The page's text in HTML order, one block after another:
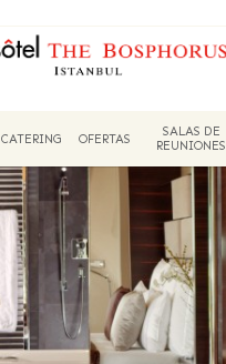
CATERING OFERTAS
SALAS DE
REUNIONES